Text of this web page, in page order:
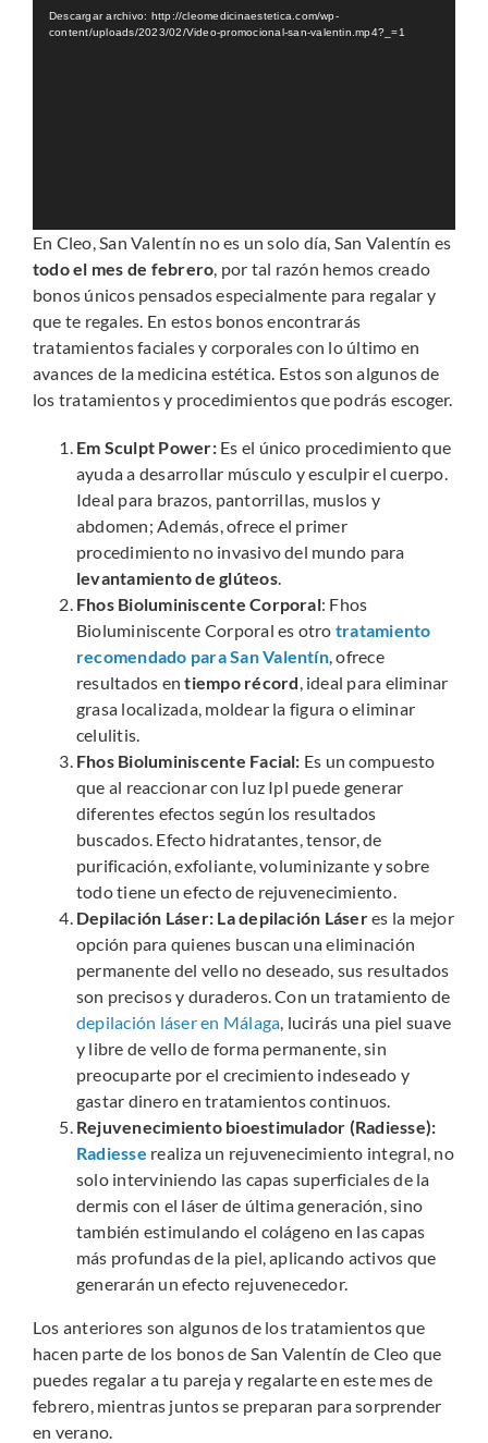
vídeo
Descargar archivo: http://cleomedicinaestetica.com/wp-
content/uploads/2023/02/Video-promocional-san-valentin.mp4?_=1
En Cleo, San Valentín no es un solo día, San Valentín es
todo el mes de febrero , por tal razón hemos creado
bonos únicos pensados especialmente para regalar y
que te regales. En estos bonos encontrarás
tratamientos faciales y corporales con lo último en
avances de la medicina estética. Estos son algunos de
los tratamientos y procedimientos que podrás escoger.
Em Sculpt Power: Es el único procedimiento que
ayuda a desarrollar músculo y esculpir el cuerpo.
Ideal para brazos, pantorrillas, muslos y
abdomen; Además, ofrece el primer
procedimiento no invasivo del mundo para
levantamiento de glúteos.
Fhos Bioluminiscente Corporal: Fhos
Bioluminiscente Corporal es otro tratamiento
recomendado para San Valentín, ofrece
resultados entiempo récord , ideal para eliminar
grasa localizada, moldear la figura o eliminar
celulitis.
Fhos Bioluminiscente Facial: Es un compuesto
que al reaccionar con luz Ipl puede generar
diferentes efectos según los resultados
buscados. Efecto hidratantes, tensor, de
purificación, exfoliante, voluminizante y sobre
todo tiene un efecto de rejuvenecimiento.
Depilación Láser: La depilación Láseres la mejor
opción para quienes buscan una eliminación
permanente del vello no deseado, sus resultados
son precisos y duraderos. Con un tratamiento de
depilación láser en Málaga , lucirás una piel suave
y libre de vello de forma permanente, sin
preocuparte por el crecimiento indeseado y
gastar dinero en tratamientos continuos.
Rejuvenecimiento bioestimulador (Radiesse):
Radiesse realiza un rejuvenecimiento integral, no
solo interviniendo las capas superficiales de la
dermis con el láser de última generación, sino
también estimulando el colágeno en las capas
más profundas de la piel, aplicando activos que
generarán un efecto rejuvenecedor.
Los anteriores son algunos de los tratamientos que
hacen parte de los bonos de San Valentín de Cleo que
puedes regalar a tu pareja y regalarte en este mes de
febrero, mientras juntos se preparan para sorprender
en verano.